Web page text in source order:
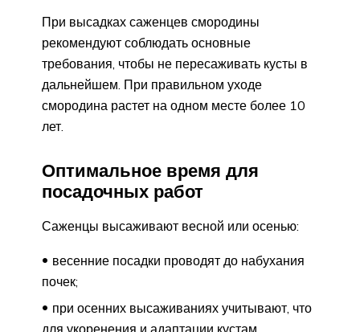
При высадках саженцев смородины
рекомендуют соблюдать основные
требования, чтобы не пересаживать кусты в
дальнейшем. При правильном уходе
смородина растет на одном месте более 10
лет.
Оптимальное время для
посадочных работ
Саженцы высаживают весной или осенью:
весенние посадки проводят до набухания
почек;
при осенних высаживаниях учитывают, что
для укоренения и адаптации кустам